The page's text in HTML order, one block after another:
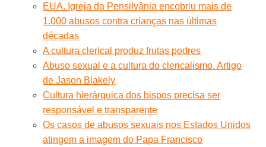
EUA. Igreja da Pensilvânia encobriu mais de
1.000 abusos contra crianças nas últimas
décadas
A cultura clerical produz frutas podres
Abuso sexual e a cultura do clericalismo. Artigo
de Jason Blakely
Cultura hierárquica dos bispos precisa ser
responsável e transparente
Os casos de abusos sexuais nos Estados Unidos
atingem a imagem do Papa Francisco